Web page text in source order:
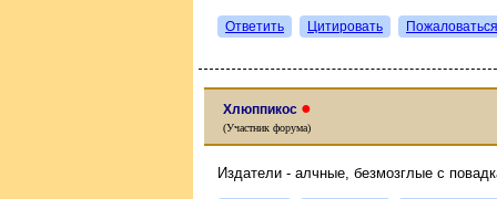
Ответить Цитировать Пожаловаться
Хлюппикос ●
(Участник форума)
Издатели - алчные, безмозглые с